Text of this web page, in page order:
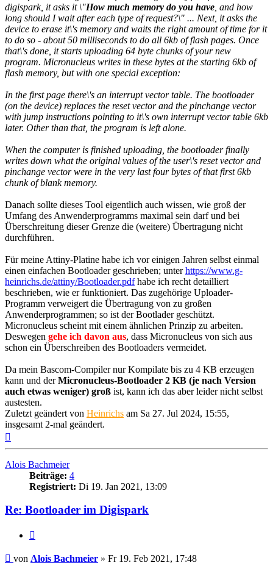
digispark, it asks it \"How much memory do you have , and how
long should I wait after each type of request?\" ... Next, it asks the
device to erase it\'s memory and waits the right amount of time for it
to do so - about 50 milliseconds to do all 6kb of flash pages. Once
that\'s done, it starts uploading 64 byte chunks of your new
program. Micronucleus writes in these bytes at the starting 6kb of
flash memory, but with one special exception:
In the first page there\'s an interrupt vector table. The bootloader
(on the device) replaces the reset vector and the pinchange vector
with jump instructions pointing to it\'s own interrupt vector table 6kb
later. Other than that, the program is left alone.
When the computer is finished uploading, the bootloader finally
writes down what the original values of the user\'s reset vector and
pinchange vector were in the very last four bytes of that first 6kb
chunk of blank memory.
Danach sollte dieses Tool eigentlich auch wissen, wie groß der
Umfang des Anwenderprogramms maximal sein darf und bei
Überschreitung dieser Grenze die (weitere) Übertragung nicht
durchführen.
Für meine Attiny-Platine habe ich vor einigen Jahren selbst einmal
einen einfachen Bootloader geschrieben; unterhttps://www.g-
heinrichs.de/attiny/Bootloader.pdfhabe ich recht detailliert
beschrieben, wie er funktioniert. Das zugehörige Uploader-
Programm verweigert die Übertragung von zu großen
Anwenderprogrammen; so ist der Bootlader geschützt.
Micronucleus scheint mit einem ähnlichen Prinzip zu arbeiten.
Deswegen gehe ich davon aus, dass Micronucleus von sich aus
schon ein Überschreiben des Bootloaders vermeidet.
Da mein Bascom-Compiler nur Kompilate bis zu 4 KB erzeugen
kann und derMicronucleus-Bootloader 2 KB (je nach Version
auch etwas weniger) groß ist, kann ich das aber leider nicht selbst
austesten.
Zuletzt geändert von Heinrichs am Sa 27. Jul 2024, 15:55,
insgesamt 2-mal geändert.
Alois Bachmeier
Beiträge: 4
Registriert: Di 19. Jan 2021, 13:09
Re: Bootloader im Digispark
Beitrag
von Alois Bachmeier » Fr 19. Feb 2021, 17:48